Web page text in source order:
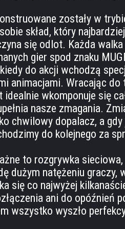
zostały w
skład, który
się odlot. Każda
gier spod znaku
do akcji wchodzą
animacjami. Wracając
idealnie wkomponuje się
nasze zmagania.
chwilowy dopalacz, a
do kolejnego za
to rozgrywka
dużym natężeniu graczy,
się co najwyżej
ani do opóźnień
wszystko wyszło